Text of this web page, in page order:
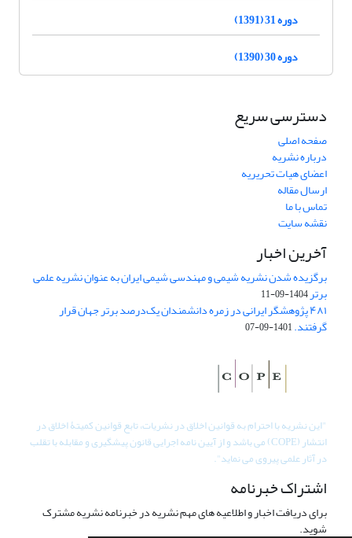
دوره 31 (1391)
دوره 30 (1390)
دسترسی سریع
صفحه اصلی
درباره نشریه
اعضای هیات تحریریه
ارسال مقاله
تماس با ما
نقشه سایت
آخرین اخبار
برگزیده شدن نشریه شیمی و مهندسی شیمی ایران به عنوان نشریه علمی
برتر1404-09-11
۴۸۱ پژوهشگر ایرانی در زمره دانشمندان یک‌درصد برتر جهان قرار
گرفتند.1401-09-07
"این نشریه با احترام به قوانین اخلاق در نشریات، تابع قوانین کمیتۀ اخلاق در
انتشار (COPE) می باشد و از آیین نامه اجرایی قانون پیشگیری و مقابله با تقلب
در آثار علمی پیروی می نماید".
اشتراک خبرنامه
برای دریافت اخبار و اطلاعیه های مهم نشریه در خبرنامه نشریه مشترک
شوید.